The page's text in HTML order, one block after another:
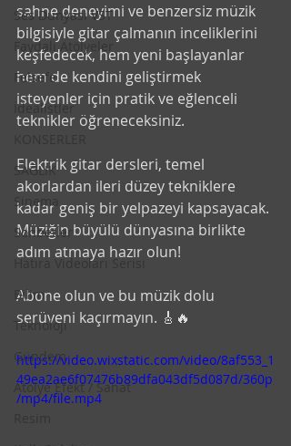
Ses Dünyası VST
Faydalı Atölyeler
Felsefe
İdealistler
SAĞLIK
Sinema
Sohbetler
Hatıra Videoları Serisi
Bilim
Teknoloji
Gündem
Atölye Efekt / Sanat
sahne deneyimi ve benzersiz müzik
bilgisiyle gitar çalmanın inceliklerini
keşfedecek, hem yeni başlayanlar
hem de kendini geliştirmek
isteyenler için pratik ve eğlenceli
teknikler öğreneceksiniz.
Elektrik gitar dersleri, temel
akorlardan ileri düzey tekniklere
kadar geniş bir yelpazeyi kapsayacak.
Müziğin büyülü dünyasına birlikte
adım atmaya hazır olun!
Abone olun ve bu müzik dolu
serüveni kaçırmayın. 🎸🔥
https://video.wixstatic.com/video/8af553_1
49ea2ae6f07476b89dfa043df5d087d/360p
/mp4/file.mp4